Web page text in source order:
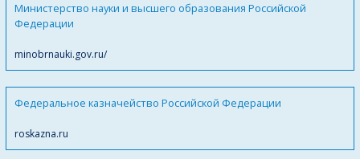
Министерство науки и высшего образования Российской
Федерации
minobrnauki.gov.ru/
Федеральное казначейство Российской Федерации
roskazna.ru